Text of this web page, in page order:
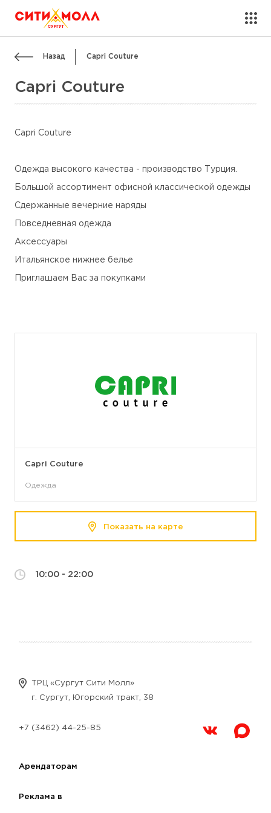
Назад Capri Couture
Capri Couture
Capri Couture
Одежда
Показать на карте
Capri Couture
Одежда высокого качества - производство Турция.
Большой ассортимент офисной классической одежды
Сдержанные вечерние наряды
Повседневная одежда
Аксессуары
Итальянское нижнее белье
Приглашаем Вас за покупками
10:00 - 22:00
ТРЦ «Сургут Сити Молл»
г. Сургут, Югорский тракт, 38
+7 (3462) 44-25-85
Арендаторам
Реклама в